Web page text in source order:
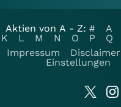
Aktien von A - Z: # A
K
L M N O P Q
Impressum
Disclaimer
Einstellungen